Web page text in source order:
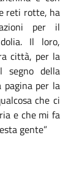
reti rotte, ha
per il
Il loro,
città, per la
della
pagina per la
che ci
e che mi fa
gente”